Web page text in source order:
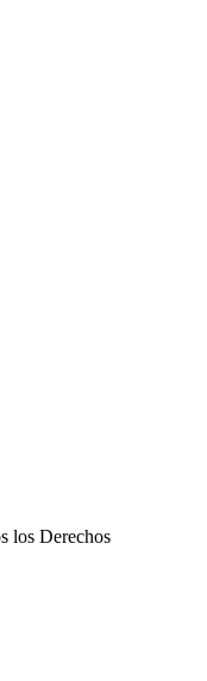
los Derechos